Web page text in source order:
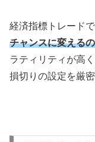
経済指標トレードで
チャンスに変える
ラティリティが高
損切りの設定を厳